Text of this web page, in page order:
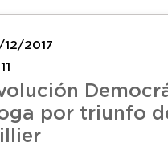
2017
por triunfo